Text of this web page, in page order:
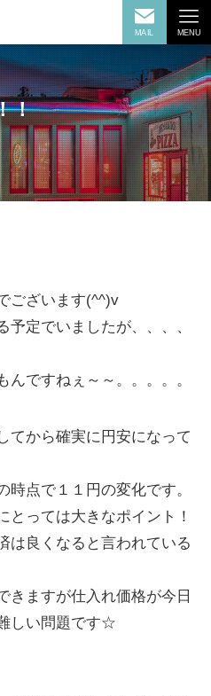
MAIL MENU
！
ございます(^^)v
予定でいましたが、、、、
ですねぇ～～。。。。。
てから確実に円安になって
時点で１１円の変化です。
とっては大きなポイント！
は良くなると言われている
きますが仕入れ価格が今日
しい問題です☆